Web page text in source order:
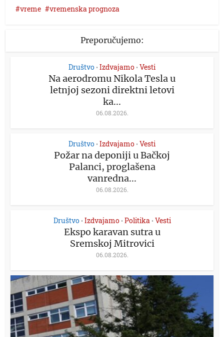
vreme vremenska prognoza
Preporučujemo:
Društvo • Izdvajamo • Vesti
Na aerodromu Nikola Tesla u
letnjoj sezoni direktni letovi
ka...
06.08.2026.
Društvo • Izdvajamo • Vesti
Požar na deponiji u Bačkoj
Palanci, proglašena
vanredna...
06.08.2026.
Društvo • Izdvajamo • Politika • Vesti
Ekspo karavan sutra u
Sremskoj Mitrovici
06.08.2026.